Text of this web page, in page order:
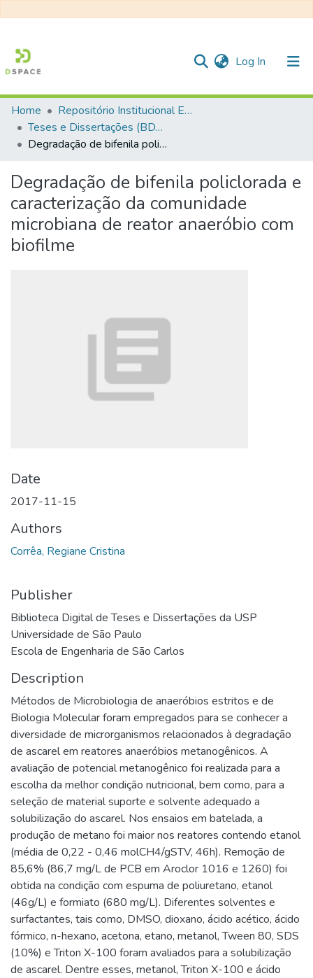
Log In (current)
Communities & Collections
All of DSpace
Statistics
Home
Repositório Institucional EESC
Teses e Dissertações (BDTD USP)
Degradação de bifenila policlorada e caracterização da comunidade microbiana de reator anaeróbio com biofilme
Degradação de bifenila policlorada e
caracterização da comunidade
microbiana de reator anaeróbio com
biofilme
Date
2017-11-15
Authors
Corrêa, Regiane Cristina
Publisher
Biblioteca Digital de Teses e Dissertações da USP
Universidade de São Paulo
Escola de Engenharia de São Carlos
Description
Métodos de Microbiologia de anaeróbios estritos e de
Biologia Molecular foram empregados para se conhecer a
diversidade de microrganismos relacionados à degradação
de ascarel em reatores anaeróbios metanogênicos. A
avaliação de potencial metanogênico foi realizada para a
escolha da melhor condição nutricional, bem como, para a
seleção de material suporte e solvente adequado a
solubilização do ascarel. Nos ensaios em batelada, a
produção de metano foi maior nos reatores contendo etanol
(média de 0,22 - 0,46 molCH4/gSTV, 46h). Remoção de
85,6% (86,7 mg/L de PCB em Aroclor 1016 e 1260) foi
obtida na condição com espuma de poliuretano, etanol
(46g/L) e formiato (680 mg/L). Diferentes solventes e
surfactantes, tais como, DMSO, dioxano, ácido acético, ácido
fórmico, n-hexano, acetona, etano, metanol, Tween 80, SDS
(10%) e Triton X-100 foram avaliados para a solubilização
de ascarel. Dentre esses, metanol, Triton X-100 e ácido